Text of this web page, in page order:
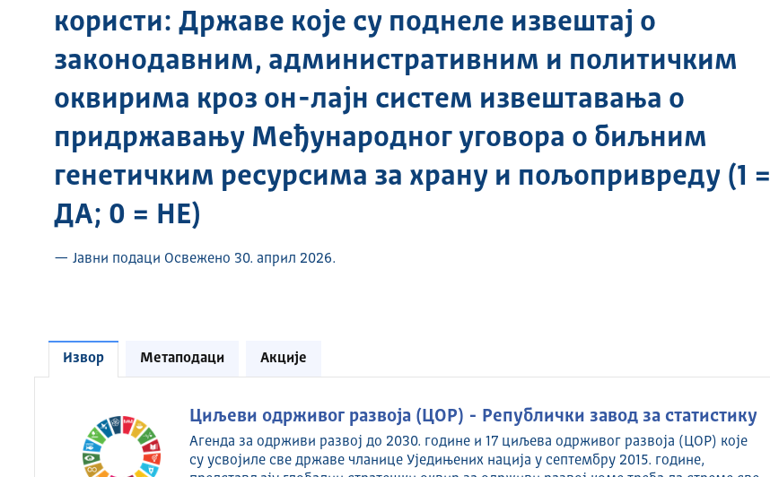
користи: Државе које су поднеле извештај о
законодавним, административним и политичким
оквирима кроз он-лајн систем извештавања о
придржавању Међународног уговора о биљним
генетичким ресурсима за храну и пољопривреду (1 =
ДА; 0 = НЕ)
— Јавни подаци Освежено 30. април 2026.
Извор Метаподаци Акције
Циљеви одрживог развоја (ЦОР) - Републички завод за статистику
Агенда за одрживи развој до 2030. године и 17 циљева одрживог развоја (ЦОР) које
су усвојиле све државе чланице Уједињених нација у септембру 2015. године,